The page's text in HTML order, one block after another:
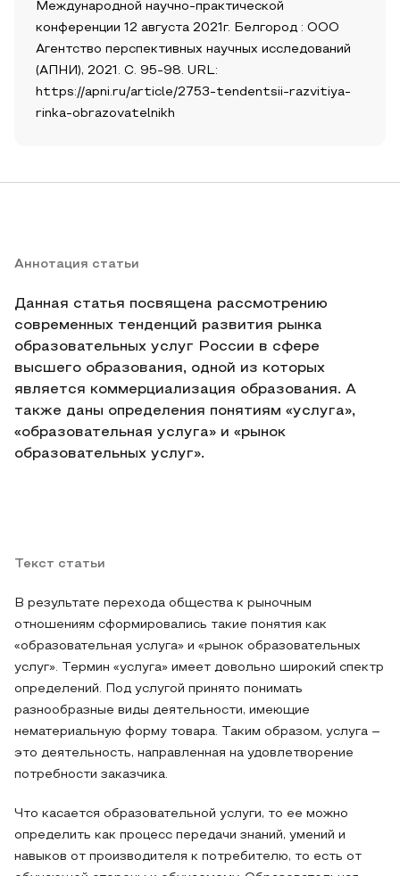
Международной научно-практической
конференции 12 августа 2021г. Белгород : ООО
Агентство перспективных научных исследований
(АПНИ), 2021. С. 95-98. URL:
https://apni.ru/article/2753-tendentsii-razvitiya-
rinka-obrazovatelnikh
Аннотация статьи
Данная статья посвящена рассмотрению
современных тенденций развития рынка
образовательных услуг России в сфере
высшего образования, одной из которых
является коммерциализация образования. А
также даны определения понятиям «услуга»,
«образовательная услуга» и «рынок
образовательных услуг».
Текст статьи
В результате перехода общества к рыночным
отношениям сформировались такие понятия как
«образовательная услуга» и «рынок образовательных
услуг». Термин «услуга» имеет довольно широкий спектр
определений. Под услугой принято понимать
разнообразные виды деятельности, имеющие
нематериальную форму товара. Таким образом, услуга –
это деятельность, направленная на удовлетворение
потребности заказчика.
Что касается образовательной услуги, то ее можно
определить как процесс передачи знаний, умений и
навыков от производителя к потребителю, то есть от